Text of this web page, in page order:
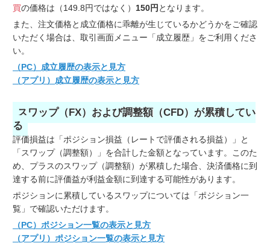
買の価格は（149.8円ではなく） 150円 となります。
また、注文価格と成立価格に乖離が生じているかどうかをご確認
いただく場合は、取引画面メニュー「成立履歴」をご利用くださ
い。
（PC）成立履歴の表示と見方
（アプリ）成立履歴の表示と見方
スワップ（FX）および調整額（CFD）が累積してい
る
評価損益は「ポジション損益（レートで評価される損益）」と
「スワップ（調整額）」を合計した金額となっています。このた
め、プラスのスワップ（調整額）が累積した場合、決済価格に到
達する前に評価益が利益金額に到達する可能性があります。
ポジションに累積しているスワップについては「ポジション一
覧」で確認いただけます。
（PC）ポジション一覧の表示と見方
（アプリ）ポジション一覧の表示と見方